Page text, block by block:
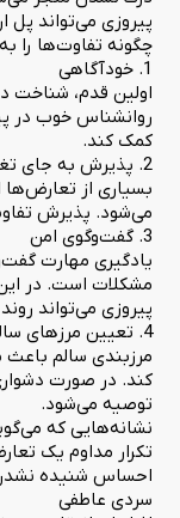
پیروزی می‌تواند پل
چگونه تفاوت‌ها را
1. خودآگاهی
اولین قدم،
روانشناس خوب در
کمک کند.
2. پذیرش به جای تغییر دادن
بسیاری از تعارض‌ها
می‌شود. پذیرش
3. گفت‌وگوی امن
یادگیری مهارت
مشکلات است. در
پیروزی می‌تواند
4. تعیین مرزهای سالم
مرزبندی سالم
کند. در صورت
توصیه می‌شود.
نشانه‌هایی که
تکرار مداوم یک
احساس شنیده
سردی عاطفی